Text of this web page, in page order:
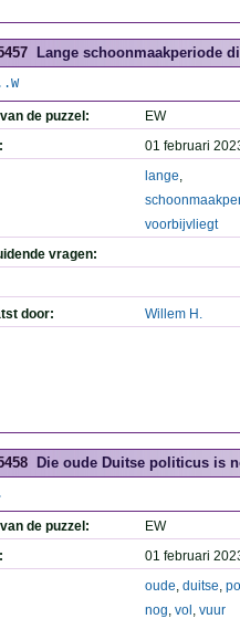
Lange schoonmaakperiode
de puzzel:
EW
01 februari
lange,
voorbijvliegt
vragen:
door: Willem H.
Die oude Duitse politicus is
de puzzel:
EW
01 februari
oude, duitse,
nog, vol , vuur